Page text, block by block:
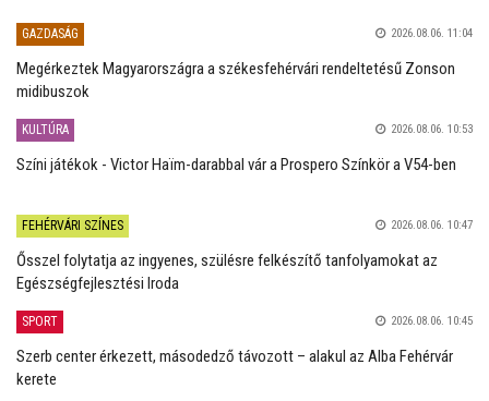
GAZDASÁG 2026.08.06. 11:04
Megérkeztek Magyarországra a székesfehérvári rendeltetésű Zonson
midibuszok
KULTÚRA 2026.08.06. 10:53
Színi játékok - Victor Haïm-darabbal vár a Prospero Színkör a V54-ben
FEHÉRVÁRI SZÍNES 2026.08.06. 10:47
Ősszel folytatja az ingyenes, szülésre felkészítő tanfolyamokat az
Egészségfejlesztési Iroda
SPORT 2026.08.06. 10:45
Szerb center érkezett, másodedző távozott – alakul az Alba Fehérvár
kerete